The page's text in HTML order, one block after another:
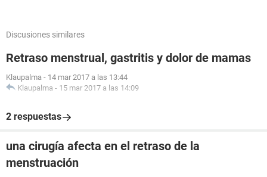
Discusiones similares
Retraso menstrual, gastritis y dolor de mamas
Klaupalma - 14 mar 2017 a las 13:44
Klaupalma - 15 mar 2017 a las 14:09
2 respuestas
una cirugía afecta en el retraso de la
menstruación